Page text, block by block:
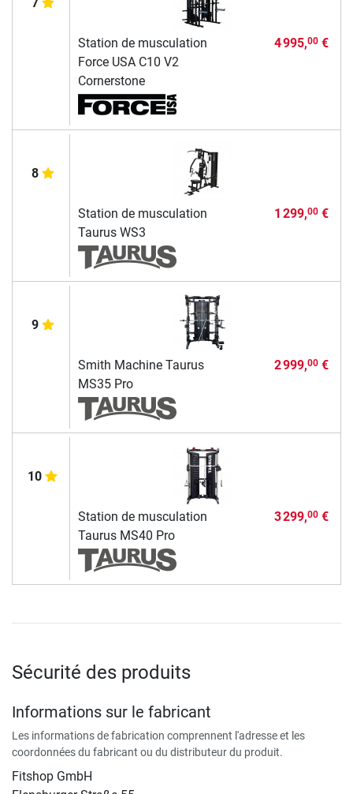
Station de musculation
Force USA C10 V2
Cornerstone
4 995,00€
8
Station de musculation
Taurus WS3
1 299,00€
9
Smith Machine Taurus
MS35 Pro
2 999,00€
10
Station de musculation
Taurus MS40 Pro
3 299,00€
Sécurité des produits
Informations sur le fabricant
Les informations de fabrication comprennent l'adresse et les
coordonnées du fabricant ou du distributeur du produit.
Fitshop GmbH